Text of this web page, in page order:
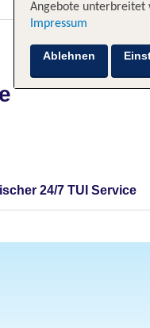
24/7 TUI Service
Angebote unterbreitet
Impressum
Ablehnen